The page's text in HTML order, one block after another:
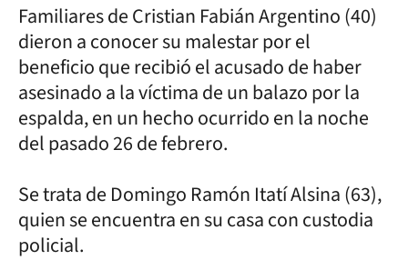
Familiares de Cristian Fabián Argentino (40)
dieron a conocer su malestar por el
beneficio que recibió el acusado de haber
asesinado a la víctima de un balazo por la
espalda, en un hecho ocurrido en la noche
del pasado 26 de febrero.
Se trata de Domingo Ramón Itatí Alsina (63),
quien se encuentra en su casa con custodia
policial.